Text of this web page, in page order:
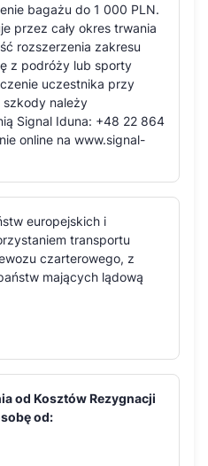
bagażu do 1 000 PLN.
przez cały okres trwania
rozszerzenia zakresu
z podróży lub sporty
uczestnika przy
należy
Signal Iduna: +48 22 864
online na www.signal-
europejskich i
transportu
czarterowego, z
mających lądową
od Kosztów Rezygnacji
od: